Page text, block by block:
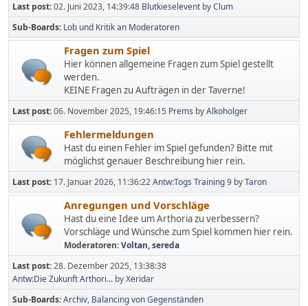
Last post:02. Juni 2023, 14:39:48 Blutkieselevent byClum
Sub-Boards Lob und Kritik an Moderatoren
Fragen zum Spiel
Hier können allgemeine Fragen zum Spiel gestellt
werden.
KEINE Fragen zu Aufträgen in der Taverne!
Last post:06. November 2025, 19:46:15 Prems byAlkoholger
Fehlermeldungen
Hast du einen Fehler im Spiel gefunden? Bitte mit
möglichst genauer Beschreibung hier rein.
Last post: 17. Januar 2026, 11:36:22Antw:Togs Training 9 byTaron
Anregungen und Vorschläge
Hast du eine Idee um Arthoria zu verbessern?
Vorschläge und Wünsche zum Spiel kommen hier rein.
Moderatoren:Voltan,sereda
Last post:28. Dezember 2025, 13:38:38
Antw:Die Zukunft Arthori... byXeridar
Sub-Boards Archiv Balancing von Gegenständen